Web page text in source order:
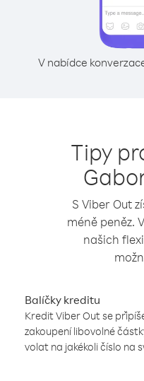
V nabídce
Tipy
S Viber Out
méně peněz.
našich
Balíčky kreditu
Kredit Viber Out se
zakoupení libovolné
volat na jakékoli číslo na